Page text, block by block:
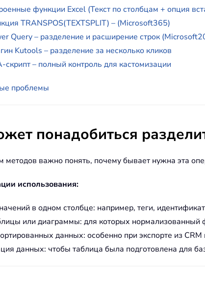
функции Excel (Текст по столбцам + опция
TRANSPOS(TEXTSPLIT) – (Microsoft365)
Query – разделение и расширение строк
Kutools – разделение за несколько кликов
– полный контроль для кастомизации
проблемы
понадобиться
методов важно понять, почему бывает нужна эта
использования:
в одном столбце: например, теги,
или диаграммы: для которых нормализованный
данных: особенно при экспорте из CRM
данных: чтобы таблица была подготовлена для